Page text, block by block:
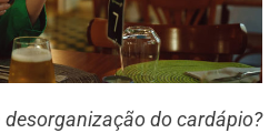
do cardápio?